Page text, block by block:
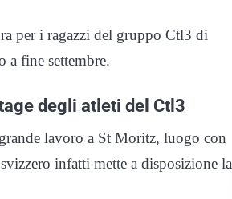
per i ragazzi del gruppo Ctl3 di
a fine settembre.
degli atleti del Ctl3
lavoro a St Moritz, luogo con
infatti mette a disposizione la